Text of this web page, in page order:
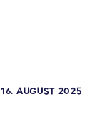
16. AUGUST 2025